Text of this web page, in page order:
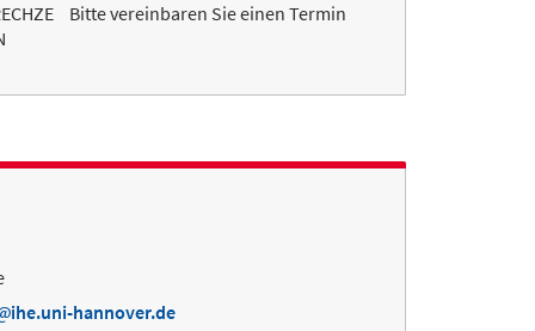
Bitte vereinbaren Sie einen Termin
ihe.uni-hannover.de